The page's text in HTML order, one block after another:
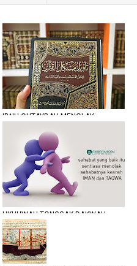
IBNU QUTAYBAH MENOLAK
UKHUWAH TONGGAK DAKWAH